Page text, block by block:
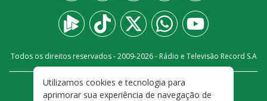
Todos os direitos reservados - 2009-2026- Rádio e Televisão Record S.A
FALE CONOSCO
PRIVACIDADE
Utilizamos cookies e tecnologia para
aprimorar sua experiência de navegação de